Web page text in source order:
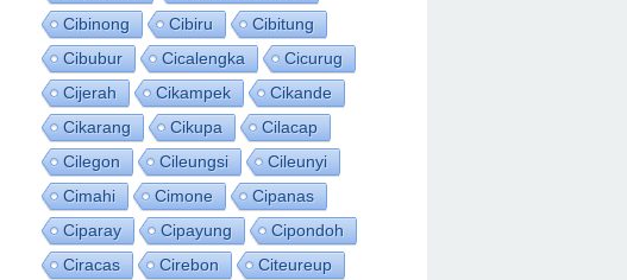
Cibinong
Cibiru
Cibitung
Cibubur
Cicalengka
Cicurug
Cijerah
Cikampek
Cikande
Cikarang
Cikupa
Cilacap
Cilegon
Cileungsi
Cileunyi
Cimahi
Cimone
Cipanas
Ciparay
Cipayung
Cipondoh
Ciracas
Cirebon
Citeureup